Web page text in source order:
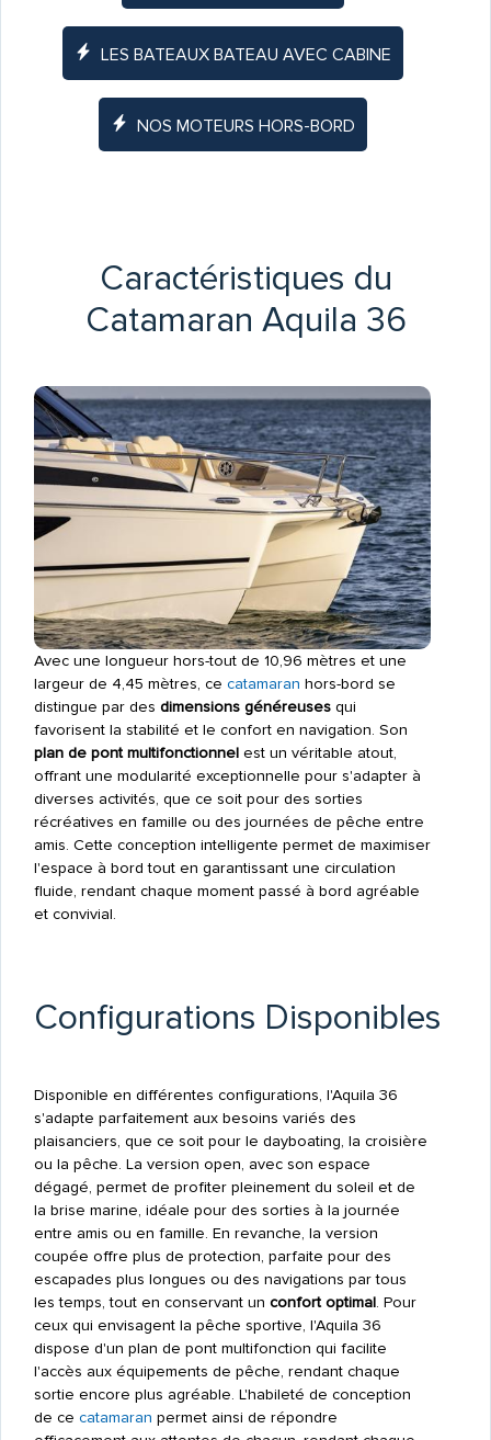
LES BATEAUX BATEAU AVEC CABINE
NOS MOTEURS HORS-BORD
Caractéristiques du
Catamaran Aquila 36
Avec une longueur hors-tout de 10,96 mètres et une
largeur de 4,45 mètres, ce catamaran hors-bord se
distingue par des dimensions généreusesqui
favorisent la stabilité et le confort en navigation. Son
plan de pont multifonctionnelest un véritable atout,
offrant une modularité exceptionnelle pour s'adapter à
diverses activités, que ce soit pour des sorties
récréatives en famille ou des journées de pêche entre
amis. Cette conception intelligente permet de maximiser
l'espace à bord tout en garantissant une circulation
fluide, rendant chaque moment passé à bord agréable
et convivial.
Configurations Disponibles
Disponible en différentes configurations, l'Aquila 36
s'adapte parfaitement aux besoins variés des
plaisanciers, que ce soit pour le dayboating, la croisière
ou la pêche. La version open, avec son espace
dégagé, permet de profiter pleinement du soleil et de
la brise marine, idéale pour des sorties à la journée
entre amis ou en famille. En revanche, la version
coupée offre plus de protection, parfaite pour des
escapades plus longues ou des navigations par tous
les temps, tout en conservant un confort optimal. Pour
ceux qui envisagent la pêche sportive, l'Aquila 36
dispose d'un plan de pont multifonction qui facilite
l'accès aux équipements de pêche, rendant chaque
sortie encore plus agréable. L'habileté de conception
de ce catamaran permet ainsi de répondre